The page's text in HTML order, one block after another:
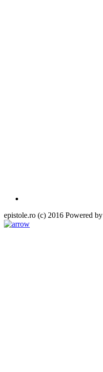
epistole.ro (c) 2016 Powered by